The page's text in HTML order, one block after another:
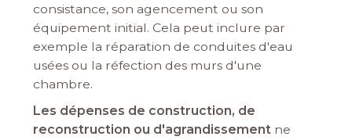
consistance, son agencement ou son
équipement initial. Cela peut inclure par
exemple la réparation de conduites d'eau
usées ou la réfection des murs d'une
chambre.
Les dépenses de construction, de
reconstruction ou d'agrandissement ne